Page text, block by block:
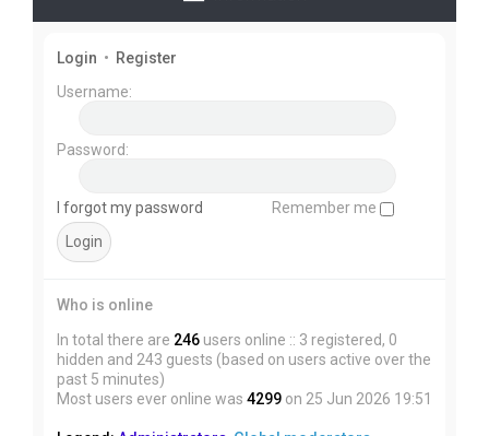
Login • Register
Username:
Password:
I forgot my password Remember me
Who is online
In total there are 246 users online :: 3 registered, 0
hidden and 243 guests (based on users active over the
past 5 minutes)
Most users ever online was 4299 on 25 Jun 2026 19:51